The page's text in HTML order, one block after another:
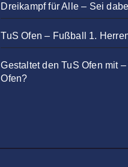
Dreikampf für Alle – Sei
TuS Ofen – Fußball 1.
Gestaltet den TuS Ofen mit
Ofen?